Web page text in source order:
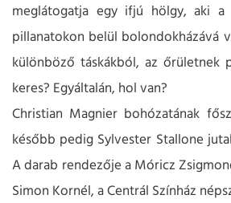
meglátogatja egy ifjú hölgy, aki
pillanatokon belül bolondokházává
különböző táskákból, az őrületnek
keres? Egyáltalán, hol van?
Christian Magnier bohózatának
később pedig Sylvester Stallone
A darab rendezője a Móricz
Simon Kornél, a Centrál Színház